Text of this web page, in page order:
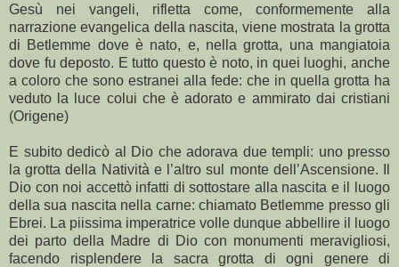
Gesù nei vangeli, rifletta come, conformemente alla
narrazione evangelica della nascita, viene mostrata la grotta
di Betlemme dove è nato, e, nella grotta, una mangiatoia
dove fu deposto. E tutto questo è noto, in quei luoghi, anche
a coloro che sono estranei alla fede: che in quella grotta ha
veduto la luce colui che è adorato e ammirato dai cristiani
(Origene)
E subito dedicò al Dio che adorava due templi: uno presso
la grotta della Natività e l’altro sul monte dell’Ascensione. Il
Dio con noi accettò infatti di sottostare alla nascita e il luogo
della sua nascita nella carne: chiamato Betlemme presso gli
Ebrei. La piissima imperatrice volle dunque abbellire il luogo
dei parto della Madre di Dio con monumenti meravigliosi,
facendo risplendere la sacra grotta di ogni genere di